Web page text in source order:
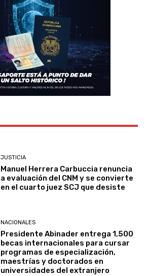
JUSTICIA
Manuel Herrera Carbuccia renuncia
a evaluación del CNM y se convierte
en el cuarto juez SCJ que desiste
NACIONALES
Presidente Abinader entrega 1,500
becas internacionales para cursar
programas de especialización,
maestrías y doctorados en
universidades del extranjero